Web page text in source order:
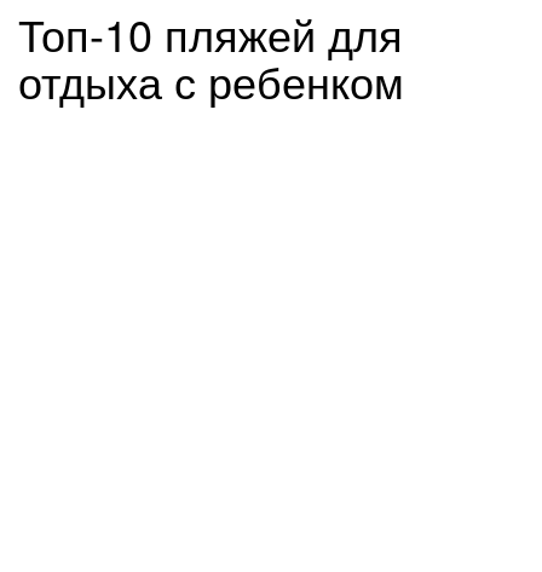
Топ-10 пляжей для
отдыха с ребенком